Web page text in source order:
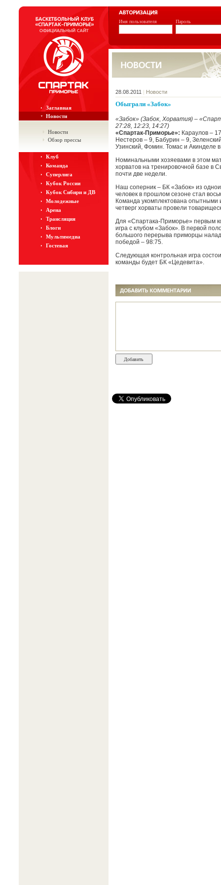
Имя пользователя Пароль
Заглавная
Новости
Новости
Обзор прессы
Клуб
Команда
Суперлига
Кубок России
Кубок Сибири и ДВ
Молодежные
Арена
Трансляция
Блоги
Мультимедиа
Гостевая
28.08.2011 | Новости
Обыграли «Забок»
«Забок» (Забок, Хорватия) –
27:28, 12:23, 14:27)
«Спартак-Приморье»: Караулов –
Нестеров – 9, Бабурин – 9,
Узинский, Фомин. Томас и Акинделе
Номинальными хозяевами в этом
хорватов на тренировочной базе в
почти две недели.
Наш соперник – БК «Забок» из
человек в прошлом сезоне стал
Команда укомплектована
четверг хорваты провели
Для «Спартака-Приморье» первым
игра с клубом «Забок». В первой
большого перерыва приморцы
победой – 98:75.
Следующая контрольная игра
команды будет БК «Цедевита».